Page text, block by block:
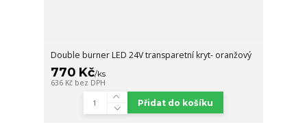
Double burner LED 24V transparetní kryt- oranžový
770 Kč/ks
636 Kč bez DPH
Přidat do košíku